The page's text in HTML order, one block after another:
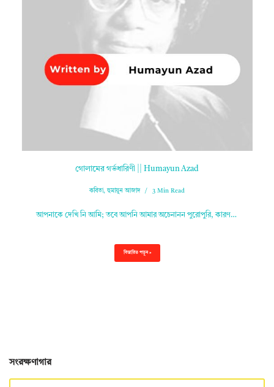
গোলামের গর্ভধারিণী || Humayun Azad
কবিতা,হুমায়ুন আজাদ 3 Min Read
আপনাকে দেখি নি আমি; তবে আপনি আমার অচেনানন পুরোপুরি, কারণ…
বিস্তারিত পড়ুন »
সংরক্ষণাগার